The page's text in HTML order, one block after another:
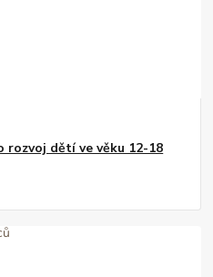
rozvoj dětí ve věku 12-18